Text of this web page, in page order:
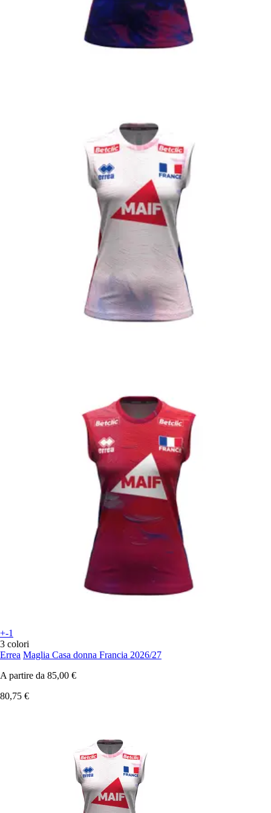
+-1
3 colori
Errea Maglia Casa donna Francia 2026/27
A partire da 85,00 €
80,75 €